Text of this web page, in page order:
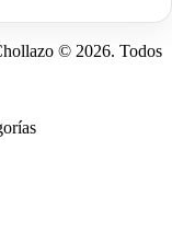
© 2026. Todos